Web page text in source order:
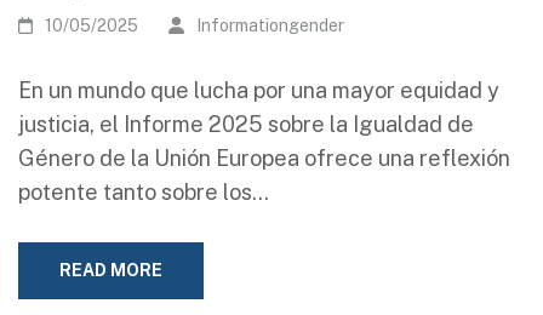
10/05/2025 Informationgender
En un mundo que lucha por una mayor equidad y
justicia, el Informe 2025 sobre la Igualdad de
Género de la Unión Europea ofrece una reflexión
potente tanto sobre los…
READ MORE